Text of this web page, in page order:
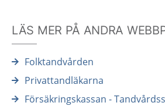
LÄS MER PÅ ANDRA
Folktandvården
Privattandläkarna
Försäkringskassan -